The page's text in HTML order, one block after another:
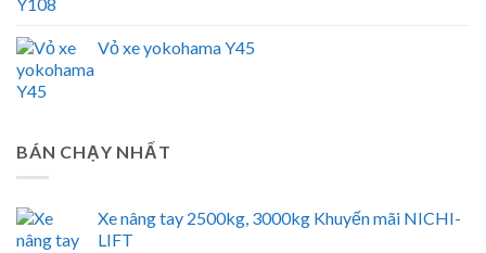
Vỏ xe yokohama Y45
BÁN CHẠY NHẤT
Xe nâng tay 2500kg, 3000kg Khuyến mãi NICHI-
LIFT